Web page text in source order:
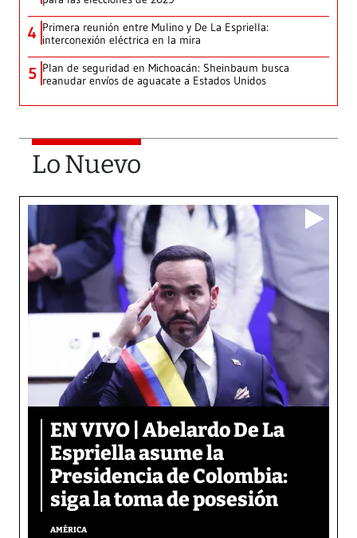
4 Primera reunión entre Mulino y De La Espriella:
interconexión eléctrica en la mira
5 Plan de seguridad en Michoacán: Sheinbaum busca
reanudar envíos de aguacate a Estados Unidos
Lo Nuevo
EN VIVO | Abelardo De La
Espriella asume la
Presidencia de Colombia:
siga la toma de posesión
AMÉRICA